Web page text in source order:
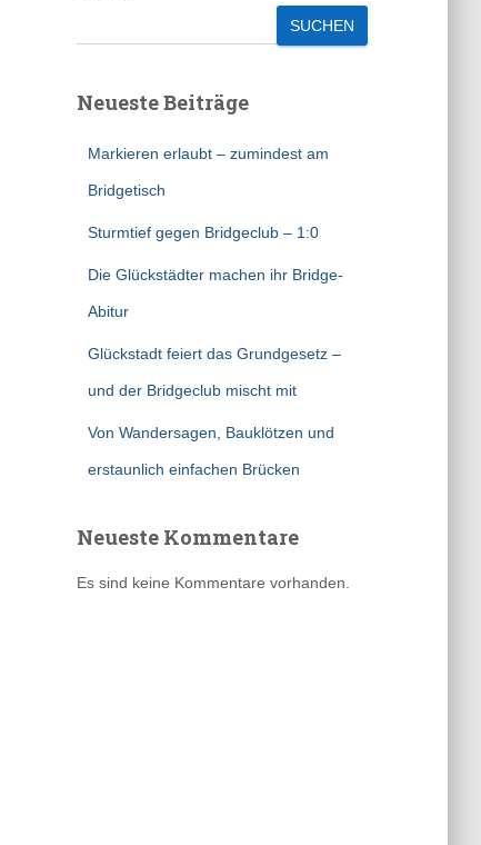
SUCHEN
Neueste Beiträge
Markieren erlaubt – zumindest am
Bridgetisch
Sturmtief gegen Bridgeclub – 1:0
Die Glückstädter machen ihr Bridge-
Abitur
Glückstadt feiert das Grundgesetz –
und der Bridgeclub mischt mit
Von Wandersagen, Bauklötzen und
erstaunlich einfachen Brücken
Neueste Kommentare
Es sind keine Kommentare vorhanden.